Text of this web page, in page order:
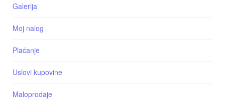
Galerija
Moj nalog
Plaćanje
Uslovi kupovine
Maloprodaje